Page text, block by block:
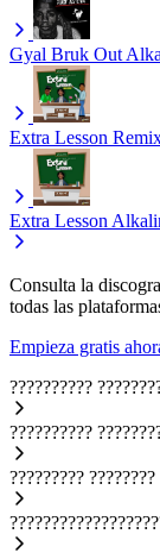
Gyal Bruk Out
Extra Lesson
Extra Lesson
Consulta la
todas las
Empieza gratis
??????????
??????????
????????? ????????